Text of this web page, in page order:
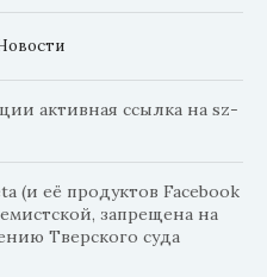
активная ссылка на sz-
(и её продуктов Facebook
запрещена на
Тверского суда